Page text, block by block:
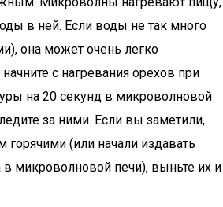
в ней. Если воды не так много
она может очень легко
с нагревания орехов при
на 20 секунд в микроволновой
за ними. Если вы заметили,
горячими (или начали издавать
микроволновой печи), выньте их и